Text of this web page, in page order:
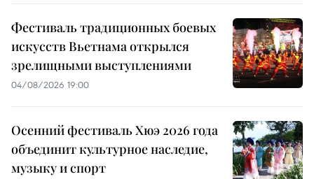
Фестиваль традиционных боевых
искусств Вьетнама открылся
зрелищными выступлениями
04/08/2026 19:00
Осенний фестиваль Хюэ 2026 года
объединит культурное наследие,
музыку и спорт